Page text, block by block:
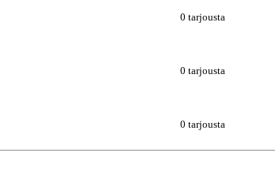
0 tarjousta
0 tarjousta
0 tarjousta